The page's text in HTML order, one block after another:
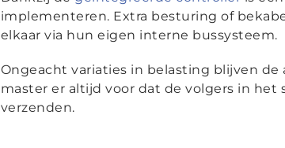
implementeren. Extra besturing of
elkaar via hun eigen interne bussysteem.
Ongeacht variaties in belasting blijven
master er altijd voor dat de volgers in
verzenden.